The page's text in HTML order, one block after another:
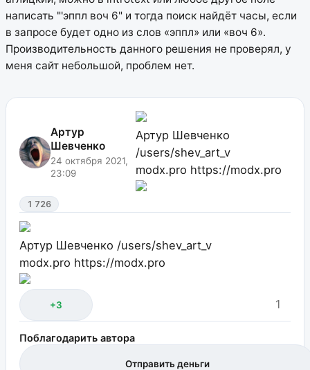
написать "'эппл воч 6" и тогда поиск найдёт часы, если
в запросе будет одно из слов «эппл» или «воч 6».
Производительность данного решения не проверял, у
меня сайт небольшой, проблем нет.
Артур
Шевченко
24 октября 2021,
23:09
Артур Шевченко
/users/shev_art_v
modx.pro https://modx.pro
1 726
Артур Шевченко /users/shev_art_v
modx.pro https://modx.pro
+3 1
Поблагодарить автора
Отправить деньги